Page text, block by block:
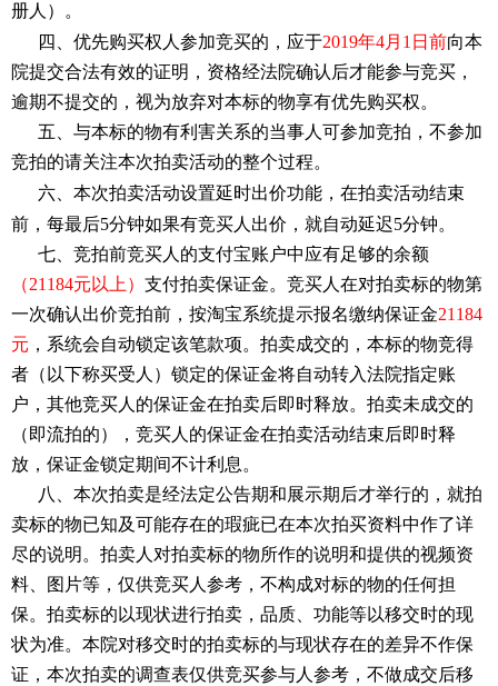
册人）。
四、优先购买权人参加竞买的，应于2019年4月 1 日前向本
院提交合法有效的证明，资格经法院确认后才能参与竞买，
逾期不提交的，视为放弃对本标的物享有优先购买权。
五、与本标的物有利害关系的当事人可参加竞拍，不参加
竞拍的请关注本次拍卖活动的整个过程。
六、本次拍卖活动设置延时出价功能，在拍卖活动结束
前，每最后5分钟如果有竞买人出价，就自动延迟5分钟。
七、竞拍前竞买人的支付宝账户中应有足够的余额
（21184元以上） 支付拍卖保证金。竞买人在对拍卖标的物第
一次确认出价竞拍前，按淘宝系统提示报名缴纳保证金21184
元 ，系统会自动锁定该笔款项。拍卖成交的，本标的物竞得
者（以下称买受人）锁定的保证金将自动转入法院指定账
户，其他竞买人的保证金在拍卖后即时释放。拍卖未成交的
（即流拍的），竞买人的保证金在拍卖活动结束后即时释
放，保证金锁定期间不计利息。
八、本次拍卖是经法定公告期和展示期后才举行的，就拍
卖标的物已知及可能存在的瑕疵已在本次拍买资料中作了详
尽的说明。拍卖人对拍卖标的物所作的说明和提供的视频资
料、图片等，仅供竞买人参考，不构成对标的物的任何担
保。拍卖标的以现状进行拍卖，品质、功能等以移交时的现
状为准。本院对移交时的拍卖标的与现状存在的差异不作保
证，本次拍卖的调查表仅供竞买参与人参考，不做成交后移